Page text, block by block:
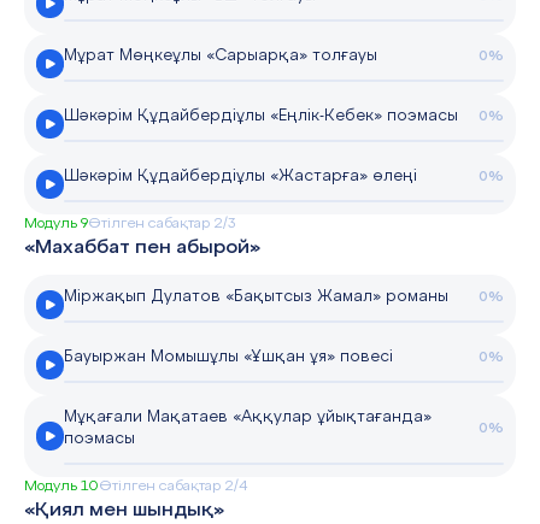
Мұрат Мөңкеұлы «Сарыарқа» толғауы 0%
Шәкәрім Құдайбердіұлы «Еңлік-Кебек» поэмасы 0%
Шәкәрім Құдайбердіұлы «Жастарға» өлеңі 0%
Модуль 9Өтілген сабақтар 2/3
«Махаббат пен абырой»
Міржақып Дулатов «Бақытсыз Жамал» романы 0%
Бауыржан Момышұлы «Ұшқан ұя» повесі 0%
Мұқағали Мақатаев «Аққулар ұйықтағанда»
поэмасы
0%
Модуль 10Өтілген сабақтар 2/4
«Қиял мен шындық»